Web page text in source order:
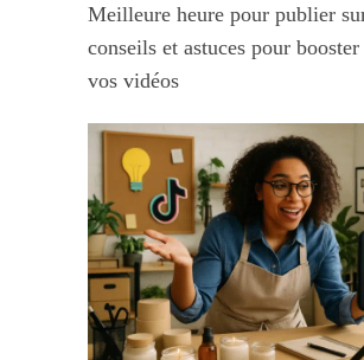
Meilleure heure pour publier
conseils et astuces pour
vos vidéos